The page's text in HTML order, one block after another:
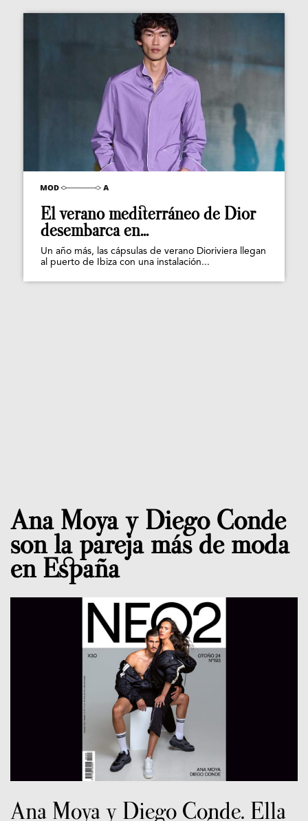
El verano mediterráneo de Dior
desembarca en...
Un año más, las cápsulas de verano Dioriviera llegan
al puerto de Ibiza con una instalación...
Ana Moya y Diego Conde
son la pareja más de moda
en España
Ana Moya y Diego Conde. Ella